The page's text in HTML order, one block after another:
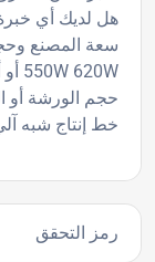
رمز التحقق